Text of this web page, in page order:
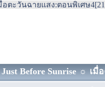
อตะวันฉายแสง:ตอนพิเศษ
Before Sunrise ☼ เมื่